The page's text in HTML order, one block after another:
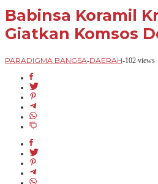
Babinsa Koramil
Giatkan Komsos
PARADIGMA BANGSA-DAERAH-102 views